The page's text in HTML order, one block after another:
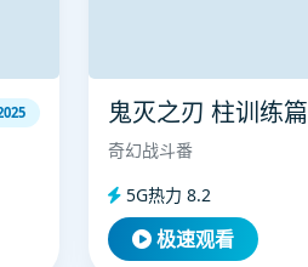
鬼灭之刃 柱训练篇
奇幻战斗番
5G热力 8.2
极速观看